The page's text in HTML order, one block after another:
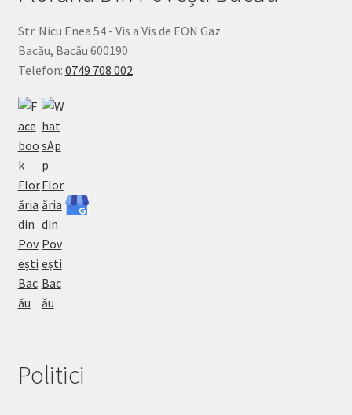
Str. Nicu Enea 54 - Vis a Vis de EON Gaz
Bacău, Bacău 600190
Telefon: 0749 708 002
Politici